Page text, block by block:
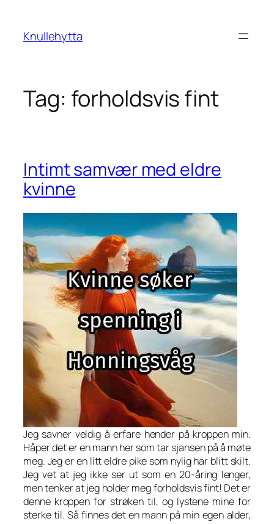
content
Knullehytta
Tag: forholdsvis fint
Intimt samvær med eldre
kvinne
Jeg savner veldig å erfare hender på kroppen min.
Håper det er en mann her som tar sjansen på å møte
meg. Jeg er en litt eldre pike som nylig har blitt skilt.
Jeg vet at jeg ikke ser ut som en 20-åring lenger,
men tenker at jeg holder meg forholdsvis fint! Det er
denne kroppen for strøken til, og lystene mine for
sterke til. Så finnes det en mann på min egen alder,